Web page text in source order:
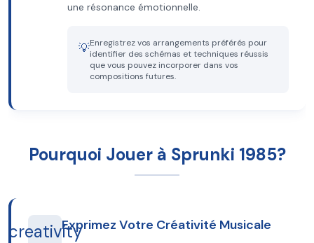
une résonance émotionnelle.
💡Enregistrez vos arrangements préférés pour
identifier des schémas et techniques réussis
que vous pouvez incorporer dans vos
compositions futures.
Pourquoi Jouer à Sprunki 1985?
creativityExprimez Votre Créativité Musicale